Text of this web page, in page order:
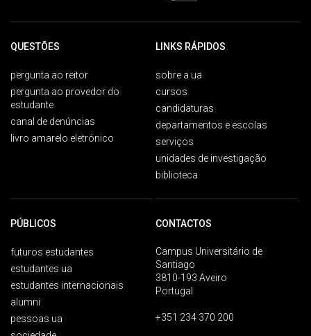
QUESTÕES
pergunta ao reitor
pergunta ao provedor do
estudante
canal de denúncias
livro amarelo eletrónico
LINKS RÁPIDOS
sobre a ua
cursos
candidaturas
departamentos e escolas
serviços
unidades de investigação
biblioteca
PÚBLICOS
futuros estudantes
estudantes ua
estudantes internacionais
alumni
pessoas ua
CONTACTOS
Campus Universitário de
Santiago
3810-193 Aveiro
Portugal
+351 234 370 200